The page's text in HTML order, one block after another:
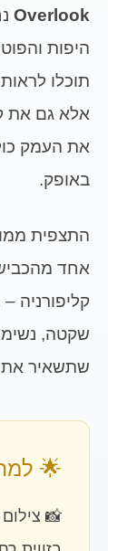
Overlook
היפות
תוכלו
את העמק
באופק.
התצפית
אחד
קליפורניה
שקטה,
שתשאיר
🌟
📸